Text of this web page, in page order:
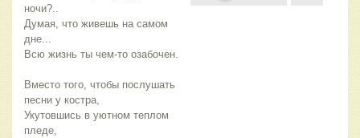
ночи?..
Думая, что живешь на самом
дне...
Всю жизнь ты чем-то озабочен.
Вместо того, чтобы послушать
песни у костра,
Укутовшись в уютном теплом
пледе,